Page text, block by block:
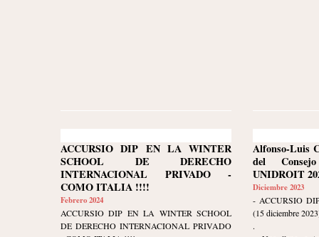
ACCURSIO DIP EN LA WINTER
SCHOOL DE DERECHO
INTERNACIONAL PRIVADO -
COMO ITALIA !!!!
Febrero 2024
ACCURSIO DIP EN LA WINTER SCHOOL
DE DERECHO INTERNACIONAL PRIVADO
Alfonso-Luis
del
UNIDROIT
Diciembre 2023
- ACCURSIO
(15 diciembre
.